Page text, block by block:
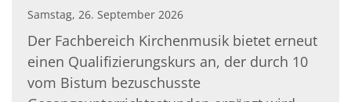
Samstag, 26. September 2026
Der Fachbereich Kirchenmusik bietet erneut
einen Qualifizierungskurs an, der durch 10
vom Bistum bezuschusste